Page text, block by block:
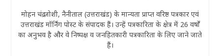
मोहन चंद्र जोशी, नैनीताल (उत्तराखंड) के मान्यता प्राप्त वरिष्ठ पत्रकार एवं
उत्तराखंड मॉर्निंग पोस्ट के संपादक हैं। उन्हें पत्रकारिता के क्षेत्र में 26 वर्षों
का अनुभव है और वे निष्पक्ष व जनहितकारी पत्रकारिता के लिए जाने जाते
हैं।